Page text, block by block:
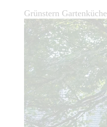
Grünstern Gartenküche